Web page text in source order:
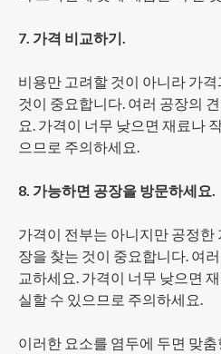
7. 가격 비교하기.
비용만 고려할 것이 아니라 가
것이 중요합니다. 여러 공장의
요. 가격이 너무 낮으면 재료나
으므로 주의하세요.
8. 가능하면 공장을 방문하세요.
가격이 전부는 아니지만 공정한
장을 찾는 것이 중요합니다. 여
교하세요. 가격이 너무 낮으면
실할 수 있으므로 주의하세요.
이러한 요소를 염두에 두면 맞